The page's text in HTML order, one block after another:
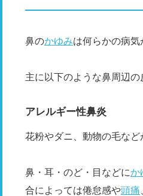
鼻のかゆみは何らかの病
主に以下のような鼻周辺
アレルギー性鼻炎
花粉やダニ、動物の毛な
鼻・耳・のど・目などにか
合によっては倦怠感や頭痛